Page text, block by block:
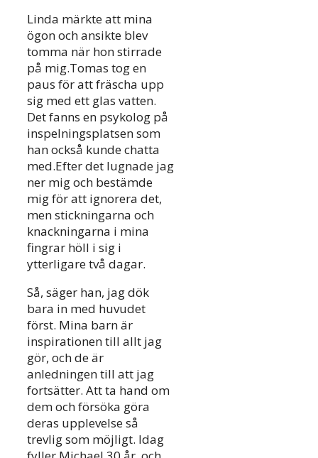
Linda märkte att mina
ögon och ansikte blev
tomma när hon stirrade
på mig.Tomas tog en
paus för att fräscha upp
sig med ett glas vatten.
Det fanns en psykolog på
inspelningsplatsen som
han också kunde chatta
med.Efter det lugnade jag
ner mig och bestämde
mig för att ignorera det,
men stickningarna och
knackningarna i mina
fingrar höll i sig i
ytterligare två dagar.
Så, säger han, jag dök
bara in med huvudet
först. Mina barn är
inspirationen till allt jag
gör, och de är
anledningen till att jag
fortsätter. Att ta hand om
dem och försöka göra
deras upplevelse så
trevlig som möjligt. Idag